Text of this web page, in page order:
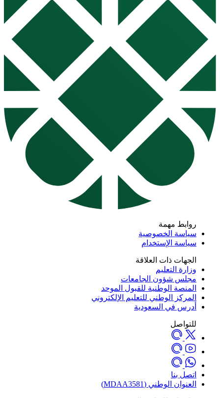
روابط مهمة
سياسة الخصوصية
سياسة الإستخدام
الجهات ذات العلاقة
وزارة التعليم
مجلس شؤون الجامعات
المنصة الوطنية للقبول الموحد
المركز الوطني للتعليم الإلكتروني
أدرس في السعودية
للتواصل
اتصل بنا
العنوان الوطني (MDAA3581)